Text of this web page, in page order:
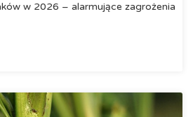
w 2026 – alarmujące zagrożenia